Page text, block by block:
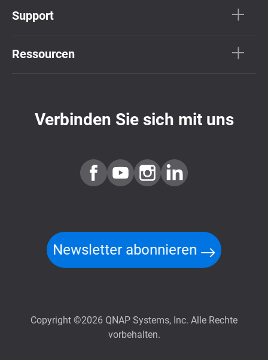
Support
Ressourcen
Verbinden Sie sich mit uns
Newsletter abonnieren
Copyright ©2026 QNAP Systems, Inc. Alle Rechte
vorbehalten.